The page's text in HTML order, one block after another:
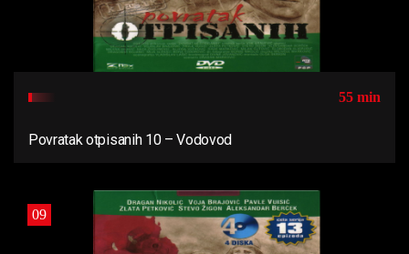
55 min
Povratak otpisanih 10 – Vodovod
09